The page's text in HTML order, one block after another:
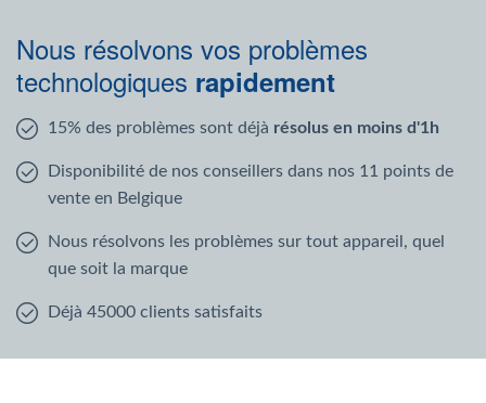
Nous résolvons vos problèmes
technologiques rapidement
15% des problèmes sont déjà résolus en moins d'1h
Disponibilité de nos conseillers dans nos 11 points de
vente en Belgique
Nous résolvons les problèmes sur tout appareil, quel
que soit la marque
Déjà 45000 clients satisfaits